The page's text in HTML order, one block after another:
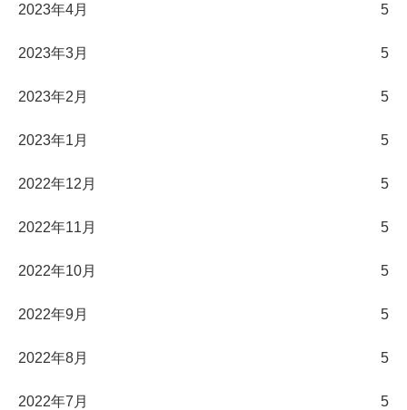
2023年4月 5
2023年3月 5
2023年2月 5
2023年1月 5
2022年12月 5
2022年11月 5
2022年10月 5
2022年9月 5
2022年8月 5
2022年7月 5